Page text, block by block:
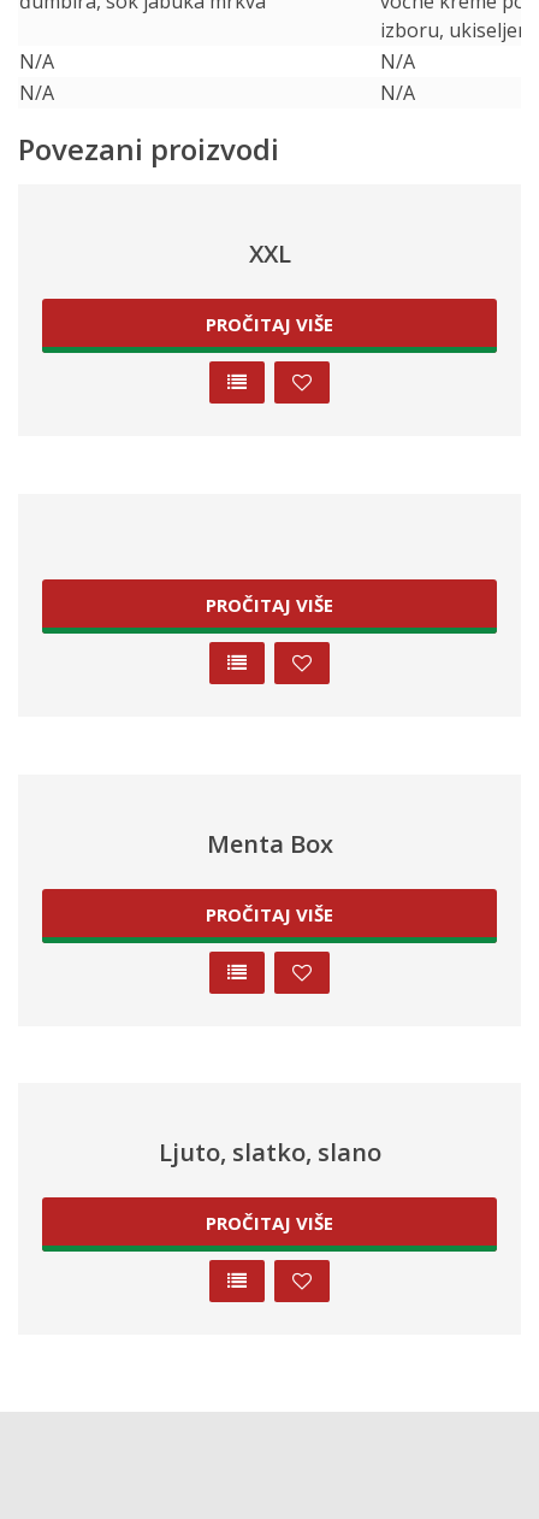
izboru,
N/A
N/A
N/A
N/A
Povezani proizvodi
XXL
PROČITAJ VIŠE
PROČITAJ VIŠE
Menta Box
PROČITAJ VIŠE
Ljuto, slatko, slano
PROČITAJ VIŠE